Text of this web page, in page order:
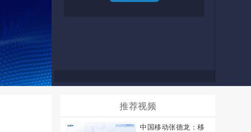
推荐视频
中国移动张德龙：移